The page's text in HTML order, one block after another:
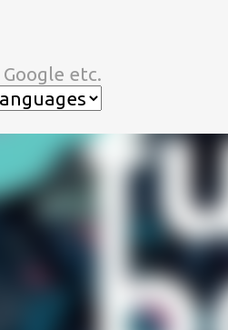
etc.